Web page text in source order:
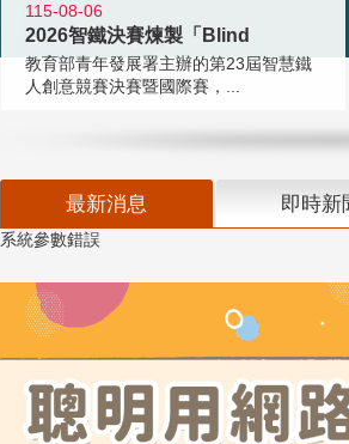
115-08-06
2026智鐵決賽煉製「Blind
教育部青年發展署主辦的第23屆智慧鐵
人創意競賽決賽暨國際賽，...
最新消息 即時新
系統參數錯誤